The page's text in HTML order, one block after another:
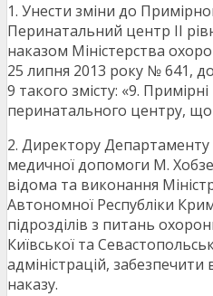
1. Унести зміни до
Перинатальний центр ІІ
наказом Міністерства
25 липня 2013 року № 641,
9 такого змісту: «9.
перинатального центру, що
2. Директору
медичної допомоги М.
відома та виконання
Автономної Республіки
підрозділів з питань
Київської та
адміністрацій,
наказу.